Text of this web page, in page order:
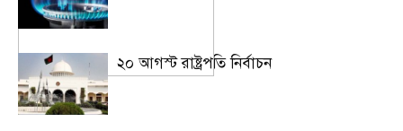
২০ আগস্ট রাষ্ট্রপতি নির্বাচন